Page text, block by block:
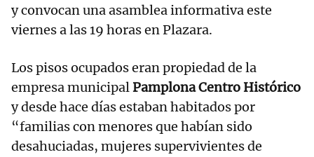
y convocan una asamblea informativa este
viernes a las 19 horas en Plazara.
Los pisos ocupados eran propiedad de la
empresa municipalPamplona Centro Histórico
y desde hace días estaban habitados por
“familias con menores que habían sido
desahuciadas, mujeres supervivientes de